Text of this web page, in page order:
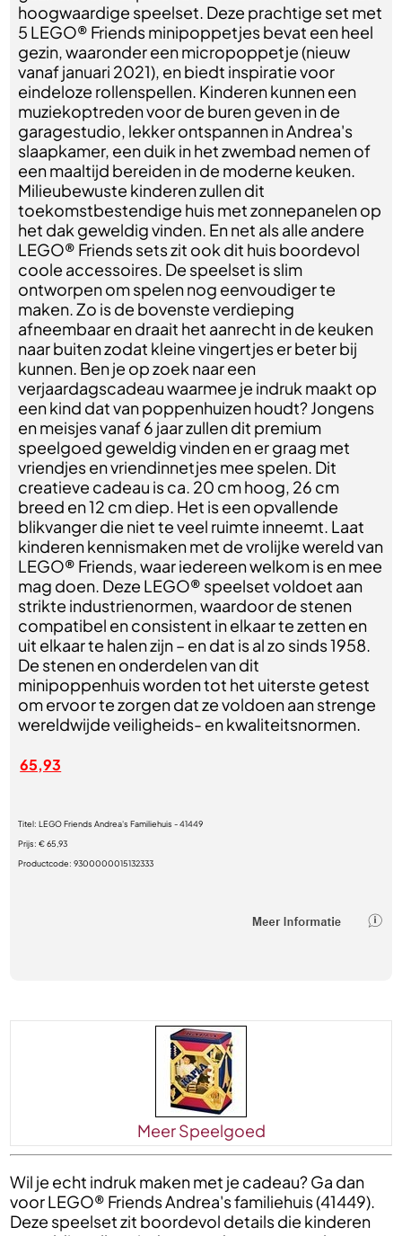
hoogwaardige speelset. Deze prachtige set met
5 LEGO® Friends minipoppetjes bevat een heel
gezin, waaronder een micropoppetje (nieuw
vanaf januari 2021), en biedt inspiratie voor
eindeloze rollenspellen. Kinderen kunnen een
muziekoptreden voor de buren geven in de
garagestudio, lekker ontspannen in Andrea's
slaapkamer, een duik in het zwembad nemen of
een maaltijd bereiden in de moderne keuken.
Milieubewuste kinderen zullen dit
toekomstbestendige huis met zonnepanelen op
het dak geweldig vinden. En net als alle andere
LEGO® Friends sets zit ook dit huis boordevol
coole accessoires. De speelset is slim
ontworpen om spelen nog eenvoudiger te
maken. Zo is de bovenste verdieping
afneembaar en draait het aanrecht in de keuken
naar buiten zodat kleine vingertjes er beter bij
kunnen. Ben je op zoek naar een
verjaardagscadeau waarmee je indruk maakt op
een kind dat van poppenhuizen houdt? Jongens
en meisjes vanaf 6 jaar zullen dit premium
speelgoed geweldig vinden en er graag met
vriendjes en vriendinnetjes mee spelen. Dit
creatieve cadeau is ca. 20 cm hoog, 26 cm
breed en 12 cm diep. Het is een opvallende
blikvanger die niet te veel ruimte inneemt. Laat
kinderen kennismaken met de vrolijke wereld van
LEGO® Friends, waar iedereen welkom is en mee
mag doen. Deze LEGO® speelset voldoet aan
strikte industrienormen, waardoor de stenen
compatibel en consistent in elkaar te zetten en
uit elkaar te halen zijn – en dat is al zo sinds 1958.
De stenen en onderdelen van dit
minipoppenhuis worden tot het uiterste getest
om ervoor te zorgen dat ze voldoen aan strenge
wereldwijde veiligheids- en kwaliteitsnormen.
65,93
Titel:LEGO Friends Andrea's Familiehuis - 41449
Prijs:€ 65,93
Productcode:9300000015132333
Meer Speelgoed
Wil je echt indruk maken met je cadeau? Ga dan
voor LEGO® Friends Andrea's familiehuis (41449).
Deze speelset zit boordevol details die kinderen